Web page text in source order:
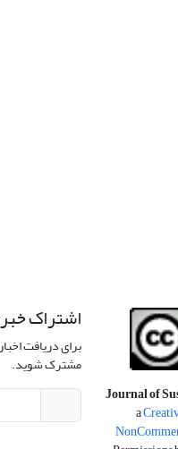
Journal of
a
اشتراک
برای دریافت
مشترک شوید.